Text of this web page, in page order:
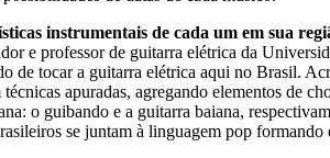
instrumentais de cada um em sua
e professor de guitarra elétrica da
de tocar a guitarra elétrica aqui no Brasil.
apuradas, agregando elementos de
o guibando e a guitarra baiana,
se juntam à linguagem pop formando